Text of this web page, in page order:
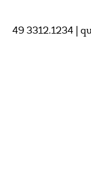
49 3312.1234 |